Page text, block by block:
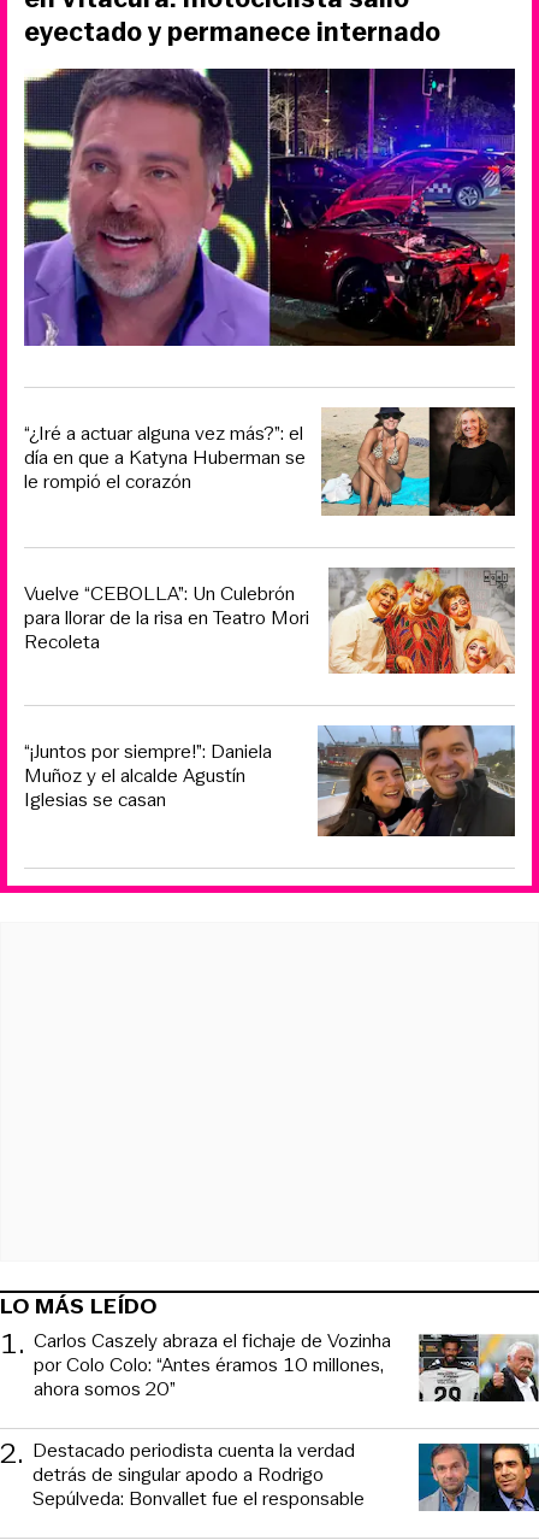
eyectado y permanece internado
“¿Iré a actuar alguna vez más?”: el
día en que a Katyna Huberman se
le rompió el corazón
Vuelve “CEBOLLA”: Un Culebrón
para llorar de la risa en Teatro Mori
Recoleta
“¡Juntos por siempre!”: Daniela
Muñoz y el alcalde Agustín
Iglesias se casan
LO MÁS LEÍDO
1. Carlos Caszely abraza el fichaje de Vozinha
por Colo Colo: “Antes éramos 10 millones,
ahora somos 20”
2. Destacado periodista cuenta la verdad
detrás de singular apodo a Rodrigo
Sepúlveda: Bonvallet fue el responsable